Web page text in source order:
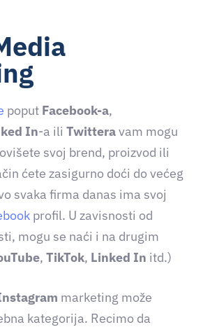
poput Facebook-a,
In-a ili Twitteravam mogu
svoj brend, proizvod ili
ćete zasigurno doći do većeg
svaka firma danas ima svoj
profil. U zavisnosti od
mogu se naći i na drugim
, TikTok, Linked In itd.)
marketing može
kategorija. Recimo da